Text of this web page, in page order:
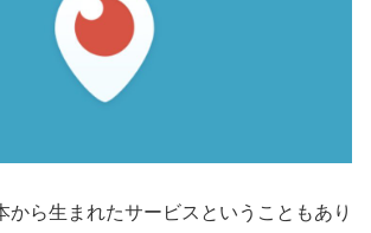
から生まれたサービスということもあり